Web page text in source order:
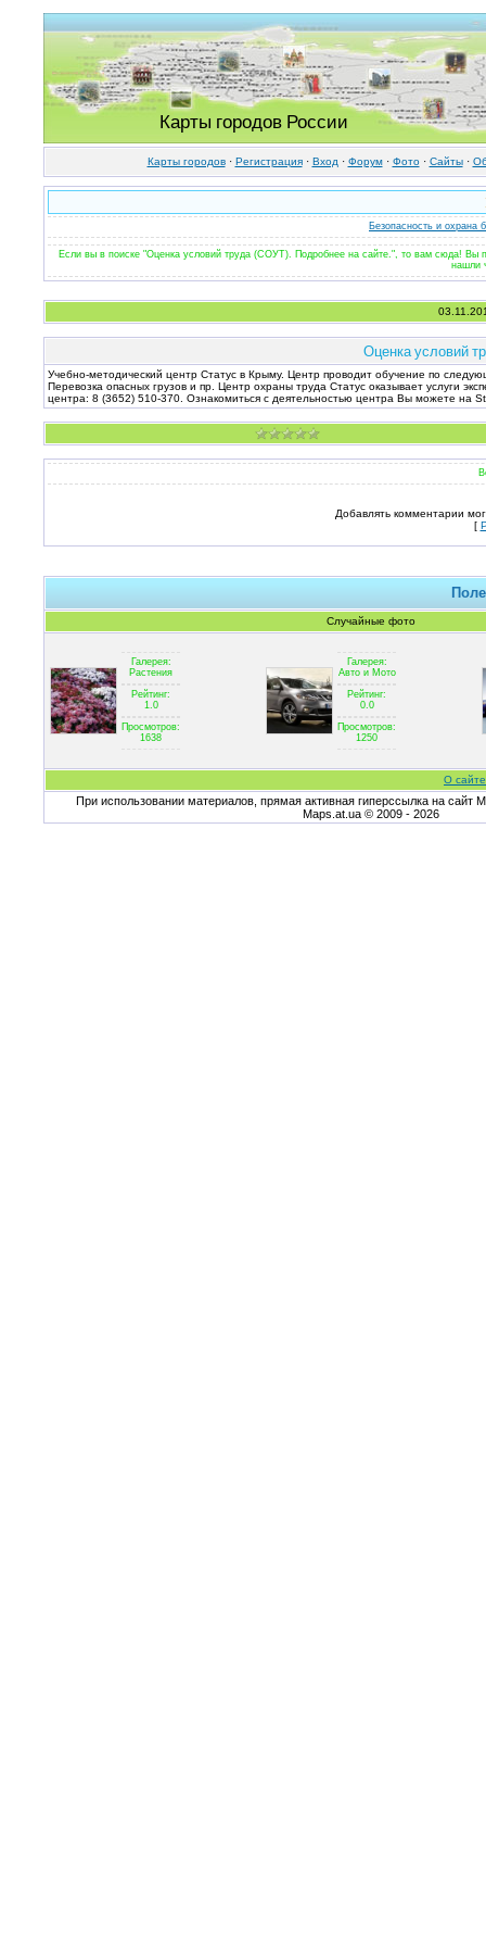
Карты городов России
Карты городов· Регистрация· Вход · Форум· Фото· Cайты·
Безопасность и охрана
Если вы в поиске "Оценка условий труда (СОУТ). Подробнее на сайте.", то вам сюда!
нашли
Оценка условий
Учебно-методический центр Статус в Крыму. Центр проводит обучение по
Перевозка опасных грузов и пр. Центр охраны труда Статус оказывает услуги
центра: 8 (3652) 510-370. Ознакомиться с деятельностью центра Вы можете на
Добавлять комментарии
[
Случайные фото
Галерея:
Растения
Рейтинг:
1.0
Просмотров:
1638
Галерея:
Авто и Мото
Рейтинг:
0.0
Просмотров:
1250
О
При использовании материалов, прямая активная гиперссылка на сайт
Maps.at.ua © 2009 - 2026